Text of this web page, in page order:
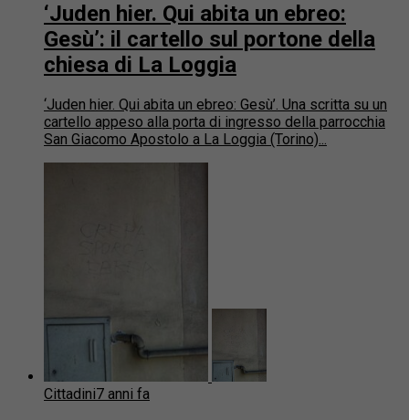
‘Juden hier. Qui abita un ebreo:
Gesù’: il cartello sul portone della
chiesa di La Loggia
‘Juden hier. Qui abita un ebreo: Gesù’. Una scritta su un
cartello appeso alla porta di ingresso della parrocchia
San Giacomo Apostolo a La Loggia (Torino)...
Cittadini7 anni fa